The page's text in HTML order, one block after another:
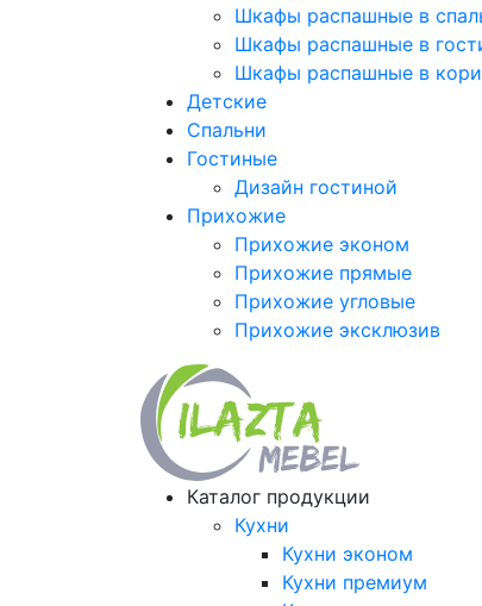
Шкафы распашные в
Шкафы распашные в
Шкафы распашные в
Детские
Спальни
Гостиные
Дизайн гостиной
Прихожие
Прихожие эконом
Прихожие прямые
Прихожие угловые
Прихожие эксклюзив
Каталог продукции
Кухни
Кухни эконом
Кухни премиум